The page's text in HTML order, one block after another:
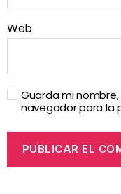
Web
Guarda mi
navegador para la